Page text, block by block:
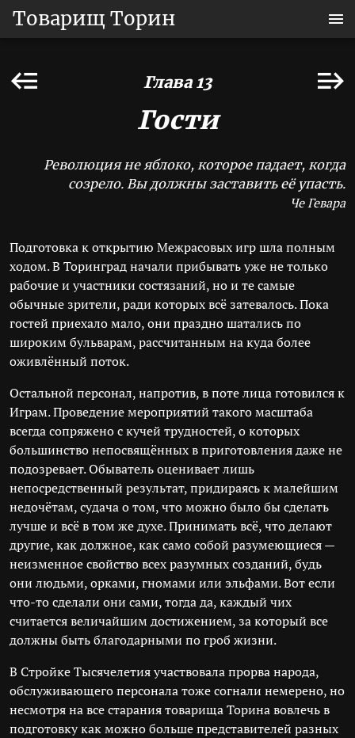
Товарищ Торин
Глава 13
Гости
Революция не яблоко, которое падает, когда
созрело. Вы должны заставить её упасть.
Че Гевара
Подготовка к открытию Межрасовых игр шла полным
ходом. В Торинград начали прибывать уже не только
рабочие и участники состязаний, но и те самые
обычные зрители, ради которых всё затевалось. Пока
гостей приехало мало, они праздно шатались по
широким бульварам, рассчитанным на куда более
оживлённый поток.
Остальной персонал, напротив, в поте лица готовился к
Играм. Проведение мероприятий такого масштаба
всегда сопряжено с кучей трудностей, о которых
большинство непосвящённых в приготовления даже не
подозревает. Обыватель оценивает лишь
непосредственный результат, придираясь к малейшим
недочётам, судача о том, что можно было бы сделать
лучше и всё в том же духе. Принимать всё, что делают
другие, как должное, как само собой разумеющиеся —
неизменное свойство всех разумных созданий, будь
они людьми, орками, гномами или эльфами. Вот если
что-то сделали они сами, тогда да, каждый чих
считается величайшим достижением, за который все
должны быть благодарными по гроб жизни.
В Стройке Тысячелетия участвовала прорва народа,
обслуживающего персонала тоже согнали немерено, но
несмотря на все старания товарища Торина вовлечь в
подготовку как можно больше представителей разных